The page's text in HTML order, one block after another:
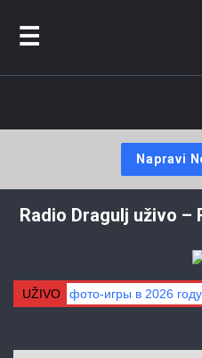
Napravi
Radio Dragulj uživo –
UŽIVO
лучшие фото-игры в 2026